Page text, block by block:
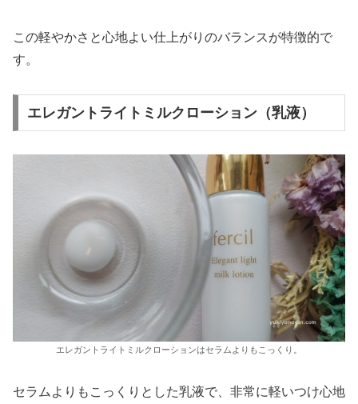
この軽やかさと心地よい仕上がりのバランスが特徴的で
す。
エレガントライトミルクローション（乳液）
エレガントライトミルクローションはセラムよりもこっくり。
セラムよりもこっくりとした乳液で、非常に軽いつけ心地